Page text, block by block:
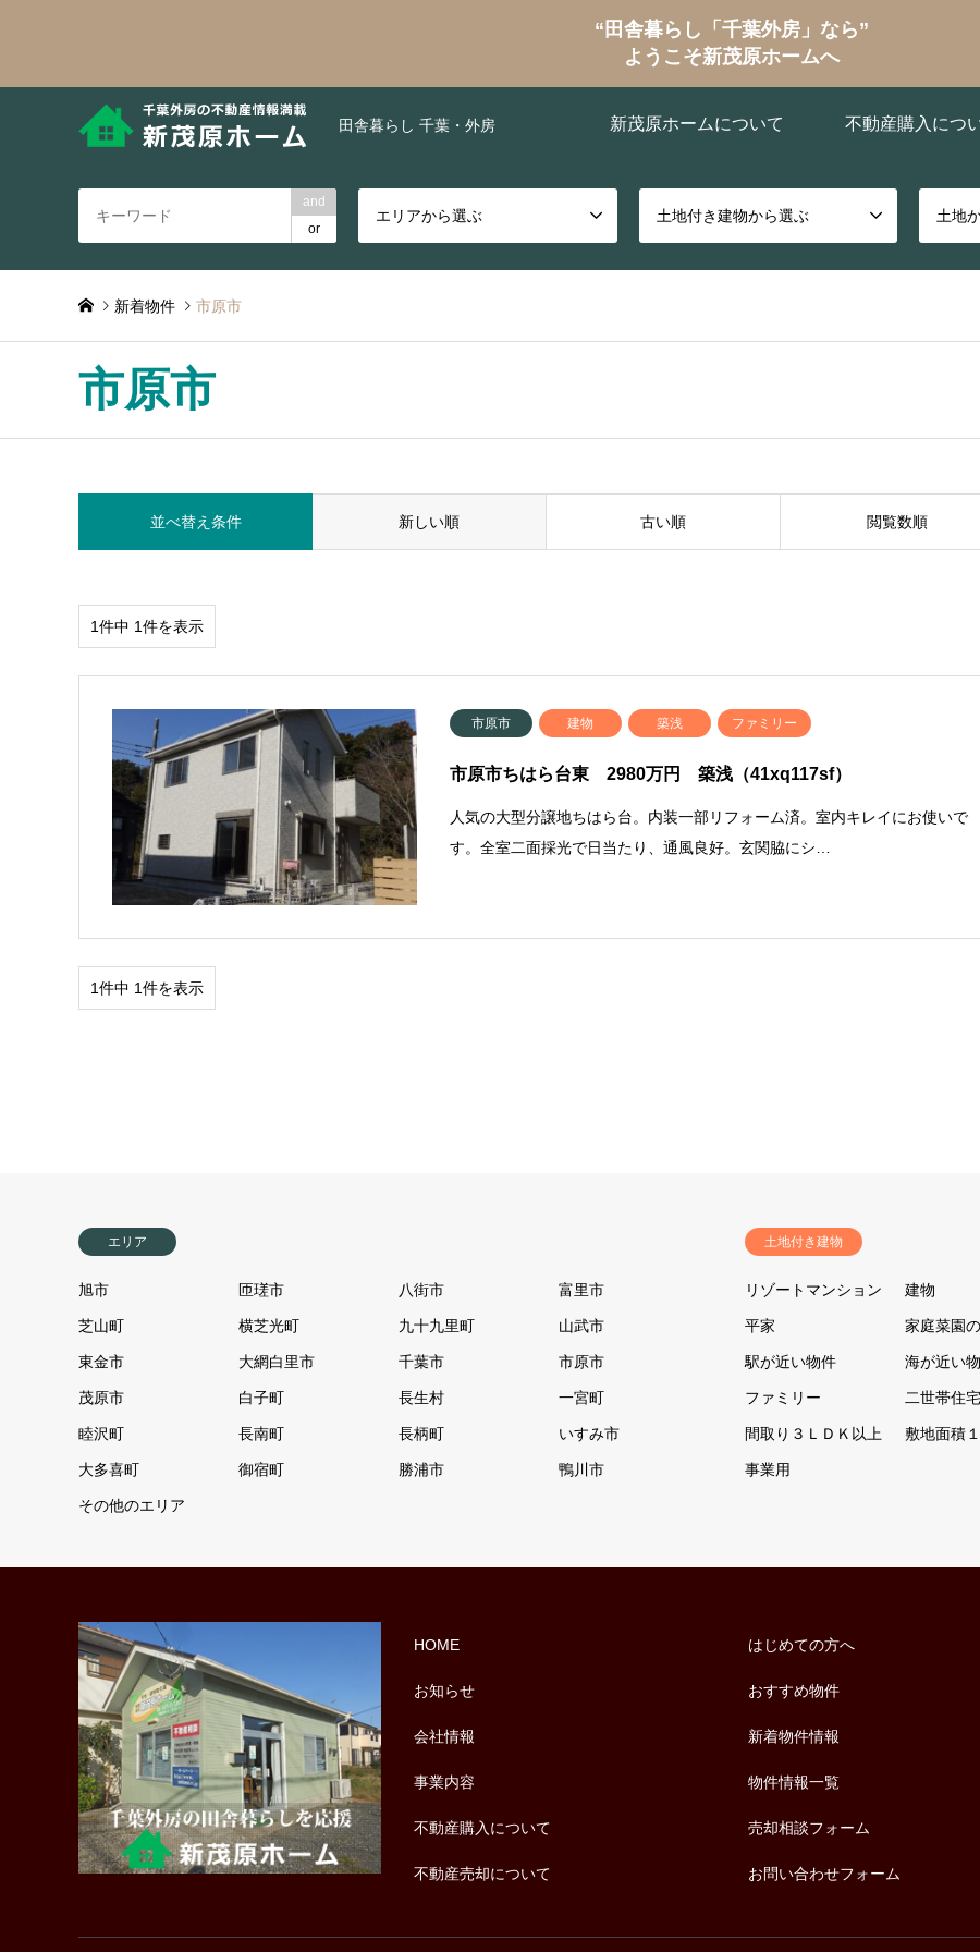
“田舎暮らし「千葉外房」なら”
ようこそ新茂原ホームへ
田舎暮らし 千葉・外房 新茂原ホームについて 不動産購入につ
and
or
エリアから選ぶ 土地付き建物から選ぶ 土地
新着物件 市原市
市原市
並べ替え条件 新しい順 古い順 閲覧数順
1件中 1件を表示
市原市 建物 築浅 ファミリー
市原市ちはら台東 2980万円 築浅（41xq117sf）
人気の大型分譲地ちはら台。内装一部リフォーム済。室内キレイにお使いで
す。全室二面採光で日当たり、通風良好。玄関脇にシ…
1件中 1件を表示
エリア
旭市 匝瑳市 八街市 富里市
芝山町 横芝光町 九十九里町 山武市
東金市 大網白里市 千葉市 市原市
茂原市 白子町 長生村 一宮町
睦沢町 長南町 長柄町 いすみ市
大多喜町 御宿町 勝浦市 鴨川市
その他のエリア
土地付き建物
リゾートマンション 建物
平家 家庭菜園
駅が近い物件 海が近い
ファミリー 二世帯住宅
間取り３ＬＤＫ以上 敷地面積
事業用
HOME
お知らせ
会社情報
事業内容
不動産購入について
不動産売却について
はじめての方へ
おすすめ物件
新着物件情報
物件情報一覧
売却相談フォーム
お問い合わせフォーム